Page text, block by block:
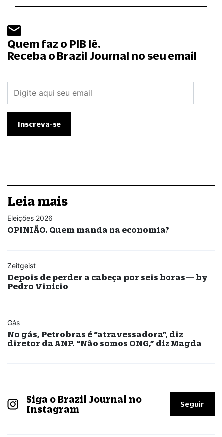
Quem faz o PIB lê.
Receba o Brazil Journal no seu email
Leia mais
Eleições 2026
OPINIÃO. Quem manda na economia?
Zeitgeist
Depois de perder a cabeça por seis horas— by
Pedro Vinicio
Gás
No gás, Petrobras é “atravessadora”, diz
diretor da ANP. “Não somos ONG,” diz Magda
Siga o Brazil Journal no
Instagram
Seguir